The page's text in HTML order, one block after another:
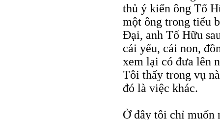
thủ ý kiến ông Tố
một ông trong tiểu
Đại, anh Tố Hữu
cái yếu, cái non,
xem lại có đưa lên
Tôi thấy trong vụ
đó là việc khác.
Ở đây tôi chỉ muốn